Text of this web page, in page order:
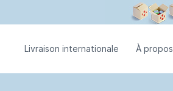
Livraison internationale À propos